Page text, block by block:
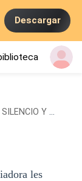
Descargar
Y UN CRIMEN
les